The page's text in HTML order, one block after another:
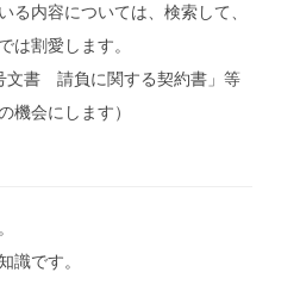
る内容については、検索して、
は割愛します。
文書 請負に関する契約書」等
機会にします）
識です。